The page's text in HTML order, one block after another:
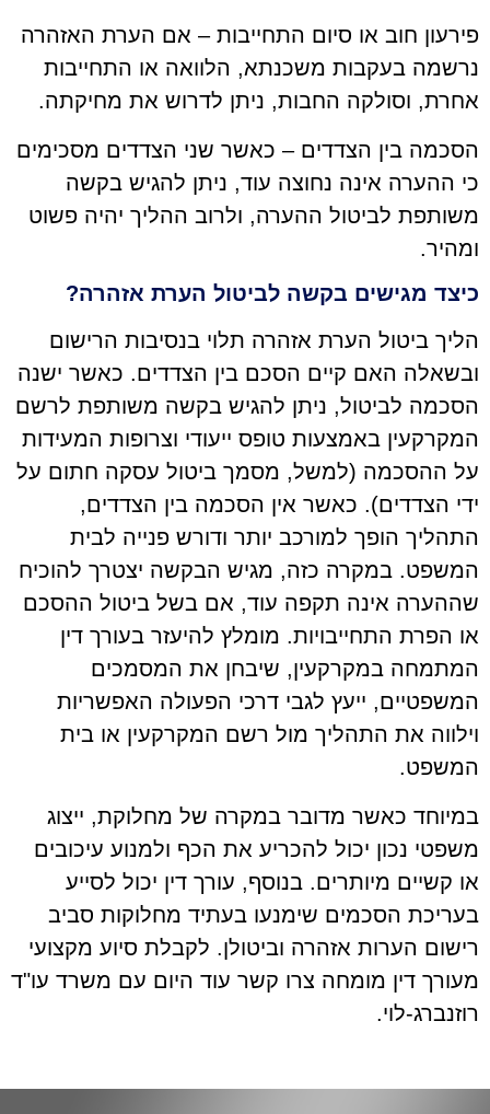
פירעון חוב או סיום התחייבות – אם הערת האזהרה
נרשמה בעקבות משכנתא, הלוואה או התחייבות
אחרת, וסולקה החבות, ניתן לדרוש את מחיקתה.
הסכמה בין הצדדים – כאשר שני הצדדים מסכימים
כי ההערה אינה נחוצה עוד, ניתן להגיש בקשה
משותפת לביטול ההערה, ולרוב ההליך יהיה פשוט
ומהיר.
כיצד מגישים בקשה לביטול הערת אזהרה?
הליך ביטול הערת אזהרה תלוי בנסיבות הרישום
ובשאלה האם קיים הסכם בין הצדדים. כאשר ישנה
הסכמה לביטול, ניתן להגיש בקשה משותפת לרשם
המקרקעין באמצעות טופס ייעודי וצרופות המעידות
על ההסכמה (למשל, מסמך ביטול עסקה חתום על
ידי הצדדים). כאשר אין הסכמה בין הצדדים,
התהליך הופך למורכב יותר ודורש פנייה לבית
המשפט. במקרה כזה, מגיש הבקשה יצטרך להוכיח
שההערה אינה תקפה עוד, אם בשל ביטול ההסכם
או הפרת התחייבויות. מומלץ להיעזר בעורך דין
המתמחה במקרקעין, שיבחן את המסמכים
המשפטיים, ייעץ לגבי דרכי הפעולה האפשריות
וילווה את התהליך מול רשם המקרקעין או בית
המשפט.
במיוחד כאשר מדובר במקרה של מחלוקת, ייצוג
משפטי נכון יכול להכריע את הכף ולמנוע עיכובים
או קשיים מיותרים. בנוסף, עורך דין יכול לסייע
בעריכת הסכמים שימנעו בעתיד מחלוקות סביב
רישום הערות אזהרה וביטולן. לקבלת סיוע מקצועי
מעורך דין מומחה צרו קשר עוד היום עם משרד עו"ד
רוזנברג-לוי.